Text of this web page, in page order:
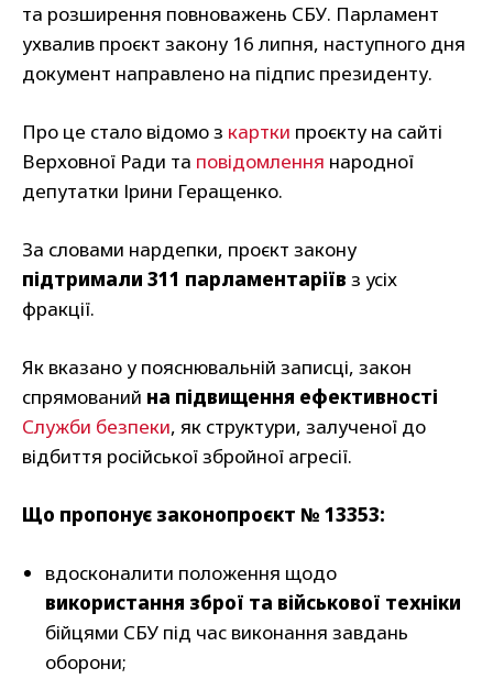
та розширення повноважень СБУ. Парламент
ухвалив проєкт закону 16 липня, наступного дня
документ направлено на підпис президенту.
Про це стало відомо з картки проєкту на сайті
Верховної Ради та повідомлення народної
депутатки Ірини Геращенко.
За словами нардепки, проєкт закону
підтримали 311 парламентаріїв з усіх
фракції.
Як вказано у пояснювальній записці, закон
спрямований на підвищення ефективності
Служби безпеки, як структури, залученої до
відбиття російської збройної агресії.
Що пропонує законопроєкт № 13353:
вдосконалити положення щодо
використання зброї та військової техніки
бійцями СБУ під час виконання завдань
оборони;